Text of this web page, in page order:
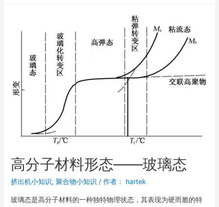
高分子材料形态——玻璃态
挤出机小知识, 聚合物小知识 / 作者： hartek
玻璃态是高分子材料的一种独特物理状态，其表现为硬而脆的特